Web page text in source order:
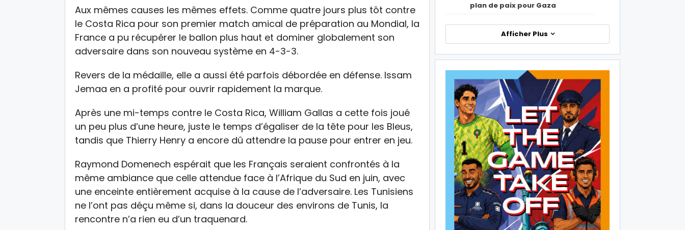
Aux mêmes causes les mêmes effets. Comme quatre jours plus tôt contre
le Costa Rica pour son premier match amical de préparation au Mondial, la
France a pu récupérer le ballon plus haut et dominer globalement son
adversaire dans son nouveau système en 4-3-3.
Revers de la médaille, elle a aussi été parfois débordée en défense. Issam
Jemaa en a profité pour ouvrir rapidement la marque.
Après une mi-temps contre le Costa Rica, William Gallas a cette fois joué
un peu plus d’une heure, juste le temps d’égaliser de la tête pour les Bleus,
tandis que Thierry Henry a encore dû attendre la pause pour entrer en jeu.
Raymond Domenech espérait que les Français seraient confrontés à la
même ambiance que celle attendue face à l’Afrique du Sud en juin, avec
une enceinte entièrement acquise à la cause de l’adversaire. Les Tunisiens
ne l’ont pas déçu même si, dans la douceur des environs de Tunis, la
rencontre n’a rien eu d’un traquenard.
plan de paix pour Gaza
Afficher Plus